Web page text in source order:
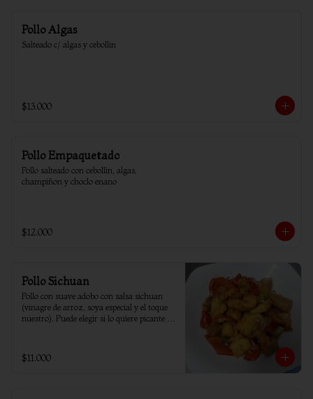
Pollo Algas
Salteado c/ algas y cebollin
$13.000
Pollo Empaquetado
Pollo salteado con cebollín, algas,
champiñon y choclo enano
$12.000
Pollo Sichuan
Pollo con suave adobo con salsa sichuan
(vinagre de arroz, soya especial y el toque
nuestro). Puede elegir si lo quiere picante o
$11.000